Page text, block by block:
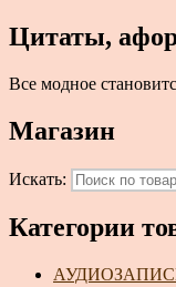
Цитаты,
Все модное
Магазин
Искать:
Категории